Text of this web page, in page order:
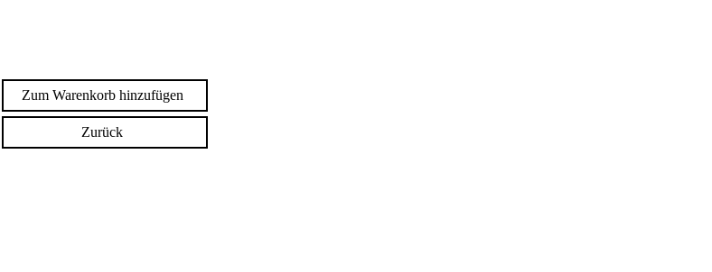
Zum Warenkorb hinzufügen
Zurück